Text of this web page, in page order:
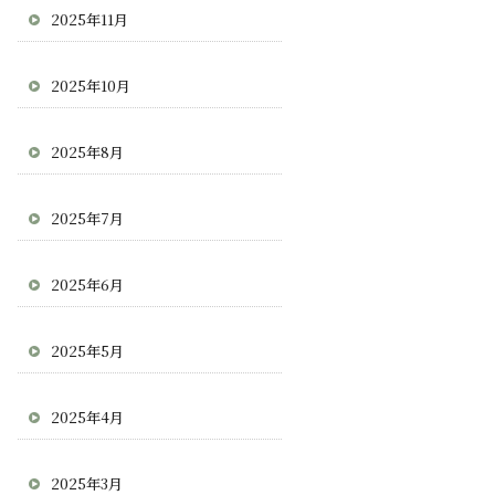
2025年11月
2025年10月
2025年8月
2025年7月
2025年6月
2025年5月
2025年4月
2025年3月